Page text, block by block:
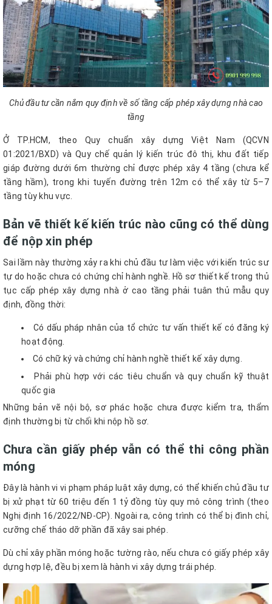
Chủ đầu tư cần nắm quy định về số tầng cấp phép xây dựng nhà cao
tầng
Ở TP.HCM, theo Quy chuẩn xây dựng Việt Nam (QCVN
01:2021/BXD) và Quy chế quản lý kiến trúc đô thị, khu đất tiếp
giáp đường dưới 6m thường chỉ được phép xây 4 tầng (chưa kể
tầng hầm), trong khi tuyến đường trên 12m có thể xây từ 5–7
tầng tùy khu vực.
Bản vẽ thiết kế kiến trúc nào cũng có thể dùng
để nộp xin phép
Sai lầm này thường xảy ra khi chủ đầu tư làm việc với kiến trúc sư
tự do hoặc chưa có chứng chỉ hành nghề. Hồ sơ thiết kế trong thủ
tục cấp phép xây dựng nhà ở cao tầng phải tuân thủ mẫu quy
định, đồng thời:
Có dấu pháp nhân của tổ chức tư vấn thiết kế có đăng ký
hoạt động.
Có chữ ký và chứng chỉ hành nghề thiết kế xây dựng.
Phải phù hợp với các tiêu chuẩn và quy chuẩn kỹ thuật
quốc gia
Những bản vẽ nội bộ, sơ phác hoặc chưa được kiểm tra, thẩm
định thường bị từ chối khi nộp hồ sơ.
Chưa cần giấy phép vẫn có thể thi công phần
móng
Đây là hành vi vi phạm pháp luật xây dựng, có thể khiến chủ đầu tư
bị xử phạt từ 60 triệu đến 1 tỷ đồng tùy quy mô công trình (theo
Nghị định 16/2022/NĐ-CP). Ngoài ra, công trình có thể bị đình chỉ,
cưỡng chế tháo dỡ phần đã xây sai phép.
Dù chỉ xây phần móng hoặc tường rào, nếu chưa có giấy phép xây
dựng hợp lệ, đều bị xem là hành vi xây dựng trái phép.